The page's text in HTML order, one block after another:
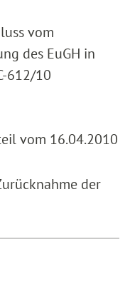
vom
des EuGH in
612/10
vom 16.04.2010
der